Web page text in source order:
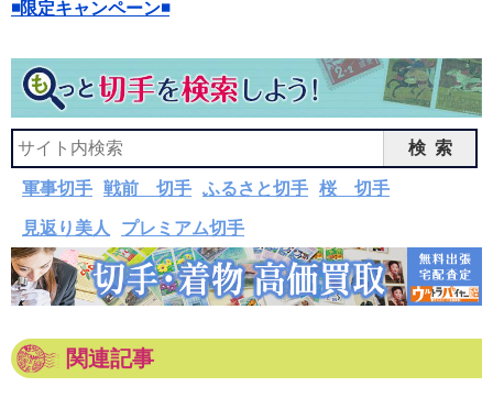
◾️限定キャンペーン◾️
検索
軍事切手 戦前 切手 ふるさと切手 桜 切手
見返り美人 プレミアム切手
関連記事